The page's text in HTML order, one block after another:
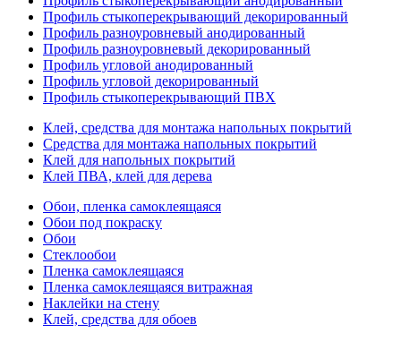
Профиль стыкоперекрывающий декорированный
Профиль разноуровневый анодированный
Профиль разноуровневый декорированный
Профиль угловой анодированный
Профиль угловой декорированный
Профиль стыкоперекрывающий ПВХ
Клей, средства для монтажа напольных покрытий
Средства для монтажа напольных покрытий
Клей для напольных покрытий
Клей ПВА, клей для дерева
Обои, пленка самоклеящаяся
Обои под покраску
Обои
Стеклообои
Пленка самоклеящаяся
Пленка самоклеящаяся витражная
Наклейки на стену
Клей, средства для обоев